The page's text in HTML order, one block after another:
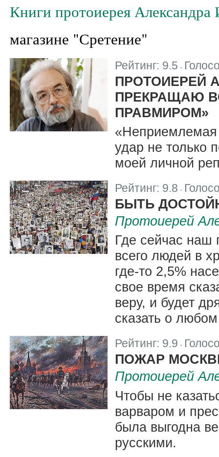
Книги протоиерея Александра
магазине "Сретение"
Рейтинг: 9.5
ПРОТОИЕРЕЙ
ПРЕКРАЩАЮ
ПРАВМИРОМ»
«Неприемлемая
удар не только
моей личной
Рейтинг: 9.8
БЫТЬ
Протоиерей
Где сейчас наш
всего людей в
где-то 2,5%
свое время
веру, и будет
сказать о
Рейтинг: 9.9
ПОЖАР
Протоиерей
Чтобы не
варваром и
была выгодна
русскими.